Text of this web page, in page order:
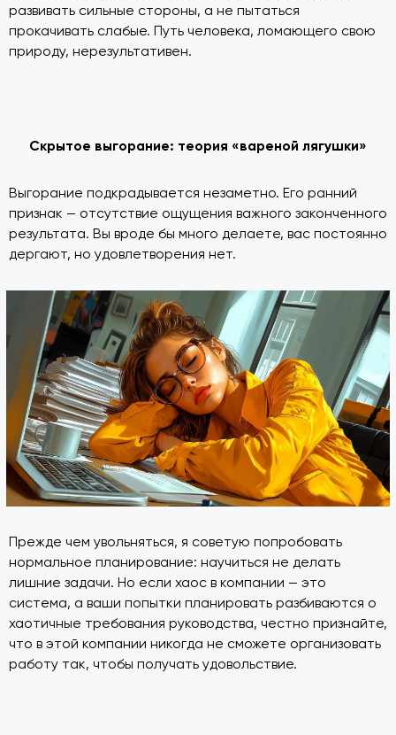
развивать сильные стороны, а не пытаться
прокачивать слабые. Путь человека, ломающего свою
природу, нерезультативен.
Скрытое выгорание: теория «вареной лягушки»
Выгорание подкрадывается незаметно. Его ранний
признак — отсутствие ощущения важного законченного
результата. Вы вроде бы много делаете, вас постоянно
дергают, но удовлетворения нет.
Прежде чем увольняться, я советую попробовать
нормальное планирование: научиться не делать
лишние задачи. Но если хаос в компании — это
система, а ваши попытки планировать разбиваются о
хаотичные требования руководства, честно признайте,
что в этой компании никогда не сможете организовать
работу так, чтобы получать удовольствие.